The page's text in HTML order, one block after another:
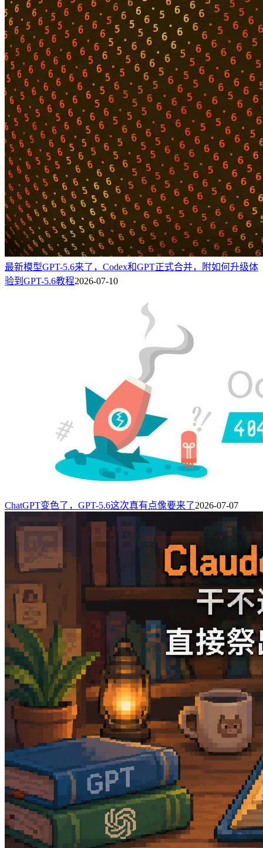
最新模型GPT-5.6来了，Codex和GPT正式合并，附如何升级体
验到GPT-5.6教程2026-07-10
ChatGPT变色了，GPT-5.6这次真有点像要来了2026-07-07